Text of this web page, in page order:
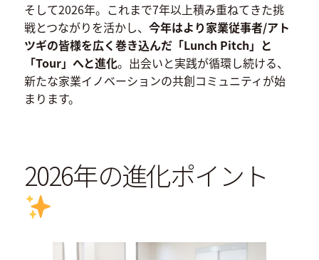
そして2026年。これまで7年以上積み重ねてきた挑
戦とつながりを活かし、 今年はより家業従事者/アト
ツギの皆様を広く巻き込んだ「Lunch Pitch」と
「Tour」へと進化。出会いと実践が循環し続ける、
新たな家業イノベーションの共創コミュニティが始
まります。
2026年の進化ポイント